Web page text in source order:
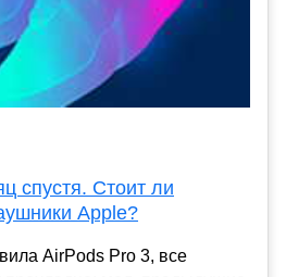
спустя. Стоит ли
Apple?
AirPods Pro 3, все